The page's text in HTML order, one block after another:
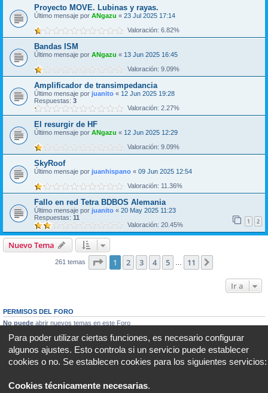
Proyecto MOVE. Lubinas y rayas.
Último mensaje por ANgazu « 23 Jul 2025 17:14
Valoración: 6.82%
Bandas ISM
Último mensaje por ANgazu « 13 Jun 2025 16:45
Valoración: 9.09%
Amplificador de transimpedancia
Último mensaje por juanito « 12 Jun 2025 19:28
Respuestas: 3
Valoración: 2.27%
El resurgir de HF
Último mensaje por ANgazu « 12 Jun 2025 12:29
Valoración: 9.09%
SkyRoof
Último mensaje por juanhispano « 09 Jun 2025 12:54
Valoración: 11.36%
Fallo en red Tetra BDBOS Alemania
Último mensaje por juanito « 20 May 2025 11:23
Respuestas: 11 1 2
Valoración: 20.45%
Nuevo Tema
261 temas Página de 11
1 2 3 4 5 11
Ir a
PERMISOS DEL FORO
No puede abrir nuevos temas en este Foro
No puedeeditar sus mensajes en este Foro
No puedeborrar sus mensajes en este Foro
No puede
enviar adjuntos en este Foro
Para poder utilizar ciertas funciones, es necesario configurar
algunos ajustes. Esto controla si un servicio puede establecer
cookies o no. Se establecen cookies para los siguientes servicios:
Cookies técnicamente necesarias.